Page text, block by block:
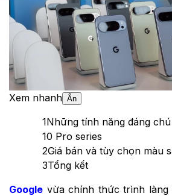
Xem nhanh Ẩn
1Những tính năng đáng
10 Pro series
2Giá bán và tùy chọn màu
3Tổng kết
Google vừa chính thức trình làng